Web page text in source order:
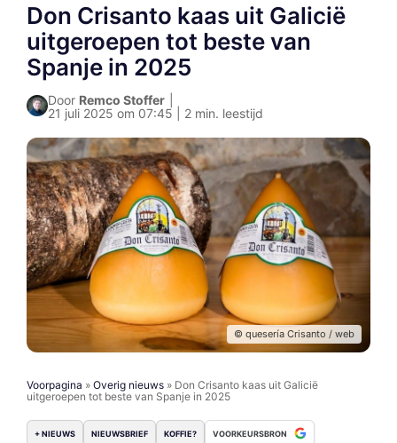
Don Crisanto kaas uit Galicië
uitgeroepen tot beste van
Spanje in 2025
Door Remco Stoffer
21 juli 2025 om 07:45 | 2 min. leestijd
© quesería Crisanto / web
Voorpagina » Overig nieuws » Don Crisanto kaas uit Galicië
uitgeroepen tot beste van Spanje in 2025
+ NIEUWS NIEUWSBRIEF KOFFIE? VOORKEURSBRON